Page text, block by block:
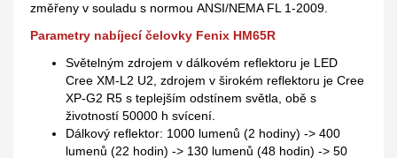
změřeny v souladu s normou ANSI/NEMA FL 1-2009.
Parametry nabíjecí čelovky Fenix HM65R
Světelným zdrojem v dálkovém reflektoru je LED
Cree XM-L2 U2, zdrojem v širokém reflektoru je Cree
XP-G2 R5 s teplejším odstínem světla, obě s
životností 50000 h svícení.
Dálkový reflektor: 1000 lumenů (2 hodiny) -> 400
lumenů (22 hodin) -> 130 lumenů (48 hodin) -> 50